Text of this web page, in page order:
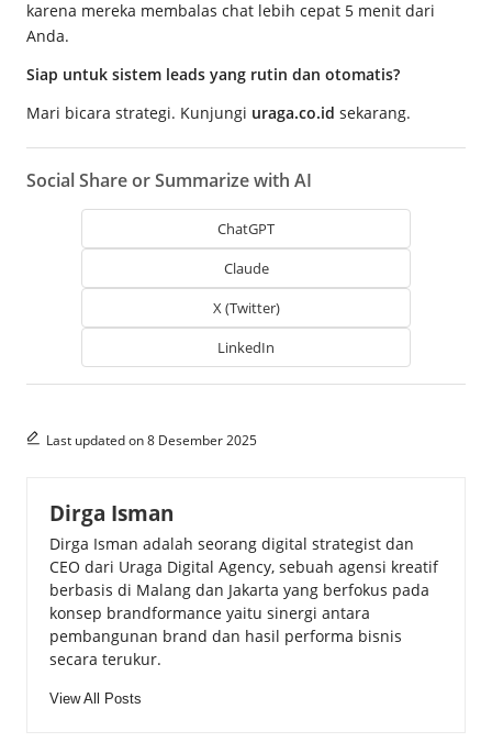
karena mereka membalas chat lebih cepat 5 menit dari
Anda.
Siap untuk sistem leads yang rutin dan otomatis?
Mari bicara strategi. Kunjungi uraga.co.id sekarang.
Social Share or Summarize with AI
ChatGPT
Claude
X (Twitter)
LinkedIn
Last updated on 8 Desember 2025
Dirga Isman
Dirga Isman adalah seorang digital strategist dan
CEO dari Uraga Digital Agency, sebuah agensi kreatif
berbasis di Malang dan Jakarta yang berfokus pada
konsep brandformance yaitu sinergi antara
pembangunan brand dan hasil performa bisnis
secara terukur.
View All Posts